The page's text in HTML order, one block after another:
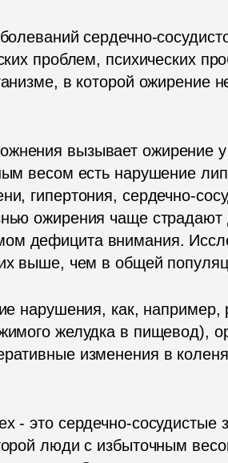
сердечно-
проблем, психических
в которой ожирение
вызывает ожирение
весом есть нарушение
гипертония, сердечно-
ожирения чаще страдают
дефицита внимания.
выше, чем в общей
нарушения, как,
желудка в пищевод),
изменения в
это сердечно-сосудистые
люди с избыточным